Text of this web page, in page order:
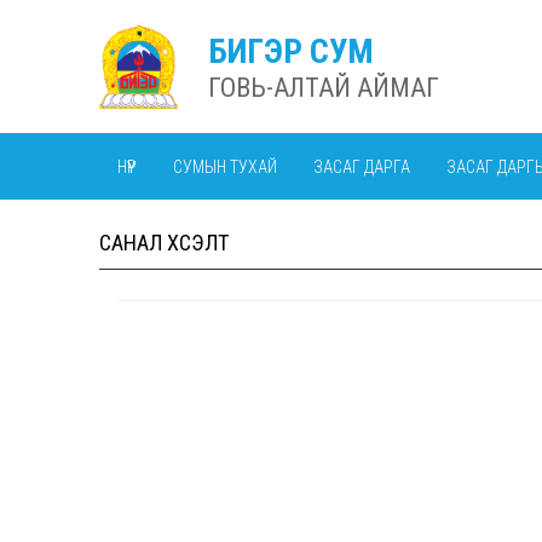
БИГЭР СУМ
ГОВЬ-АЛТАЙ АЙМАГ
НҮҮР СУМЫН ТУХАЙ ЗАСАГ ДАРГА ЗАСАГ
САНАЛ ХҮСЭЛТ